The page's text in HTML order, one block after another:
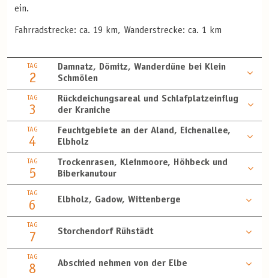
ein.
Fahrradstrecke: ca. 19 km, Wanderstrecke: ca. 1 km
TAG
2
Damnatz, Dömitz, Wanderdüne bei Klein
Schmölen
TAG
3
Rückdeichungsareal und Schlafplatzeinflug
der Kraniche
TAG
4
Feuchtgebiete an der Aland, Eichenallee,
Elbholz
TAG
5
Trockenrasen, Kleinmoore, Höhbeck und
Biberkanutour
TAG
6 Elbholz, Gadow, Wittenberge
TAG
7 Storchendorf Rühstädt
TAG
8 Abschied nehmen von der Elbe